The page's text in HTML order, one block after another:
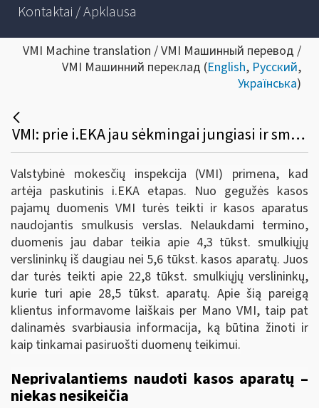
Kontaktai / Apklausa
VMI Machine translation / VMI Машинный перевод /
VMI Машинний переклад (English, Русский,
Українська)
VMI: prie i.EKA jau sėkmingai jungiasi ir smulkusis verslas. Ką svarbu žinoti?
Valstybinė mokesčių inspekcija (VMI) primena, kad
artėja paskutinis i.EKA etapas. Nuo gegužės kasos
pajamų duomenis VMI turės teikti ir kasos aparatus
naudojantis smulkusis verslas. Nelaukdami termino,
duomenis jau dabar teikia apie 4,3 tūkst. smulkiųjų
verslininkų iš daugiau nei 5,6 tūkst. kasos aparatų. Juos
dar turės teikti apie 22,8 tūkst. smulkiųjų verslininkų,
kurie turi apie 28,5 tūkst. aparatų. Apie šią pareigą
klientus informavome laiškais per Mano VMI, taip pat
dalinamės svarbiausia informacija, ką būtina žinoti ir
kaip tinkamai pasiruošti duomenų teikimui.
Neprivalantiems naudoti kasos aparatų –
niekas nesikeičia